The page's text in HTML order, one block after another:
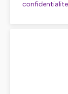
confidentialite